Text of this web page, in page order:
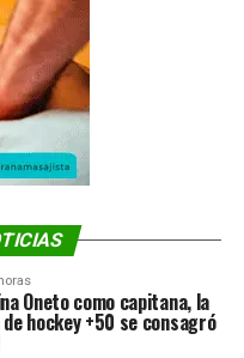
Oneto como capitana, la
hockey +50 se consagró